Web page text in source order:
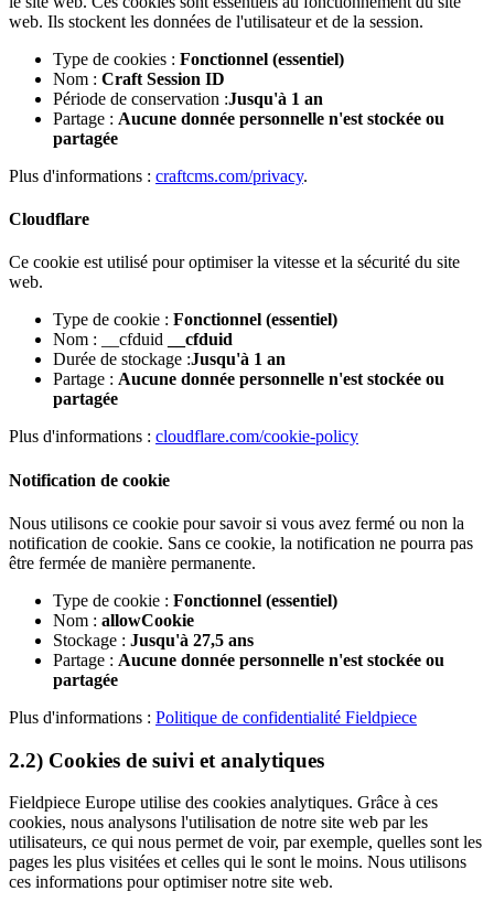
web. Ils stockent les données de l'utilisateur et de la session.
Type de cookies : Fonctionnel (essentiel)
Nom : Craft Session ID
Période de conservation :Jusqu'à 1 an
Partage : Aucune donnée personnelle n'est stockée ou
partagée
Plus d'informations : craftcms.com/privacy.
Cloudflare
Ce cookie est utilisé pour optimiser la vitesse et la sécurité du site
web.
Type de cookie : Fonctionnel (essentiel)
Nom : __cfduid
__cfduid
Durée de stockage :Jusqu'à 1 an
Partage : Aucune donnée personnelle n'est stockée ou
partagée
Plus d'informations : cloudflare.com/cookie-policy
Notification de cookie
Nous utilisons ce cookie pour savoir si vous avez fermé ou non la
notification de cookie. Sans ce cookie, la notification ne pourra pas
être fermée de manière permanente.
Type de cookie : Fonctionnel (essentiel)
Nom : allowCookie
Stockage : Jusqu'à 27,5 ans
Partage : Aucune donnée personnelle n'est stockée ou
partagée
Plus d'informations : Politique de confidentialité Fieldpiece
2.2) Cookies de suivi et analytiques
Fieldpiece Europe utilise des cookies analytiques. Grâce à ces
cookies, nous analysons l'utilisation de notre site web par les
utilisateurs, ce qui nous permet de voir, par exemple, quelles sont les
pages les plus visitées et celles qui le sont le moins. Nous utilisons
ces informations pour optimiser notre site web.